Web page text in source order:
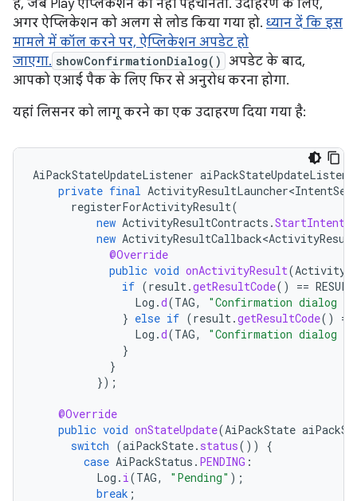
है, जब Play ऐप्लिकेशन को नहीं पहचानता. उदाहरण के लिए,
अगर ऐप्लिकेशन को अलग से लोड किया गया हो. ध्यान दें कि इस
मामले में कॉल करने पर, ऐप्लिकेशन अपडेट हो
जाएगा. showConfirmationDialog() अपडेट के बाद,
आपको एआई पैक के लिए फिर से अनुरोध करना होगा.
यहां लिसनर को लागू करने का एक उदाहरण दिया गया है:
AiPackStateUpdateListener
private final
registerForActivityResult(
new ActivityResultContracts .
new
@Override
public void onActivityResult(
if (result.getResultCode() ==
Log .d(TAG,
"Confirmation dialog
} else if (result.getResultCode()
==
Log .d(TAG,
"Confirmation dialog
}
}
});
@Override
public void onStateUpdate(AiPackState
switch (aiPackState. status())
{
case AiPackStatus . PENDING :
Log . i(TAG, "Pending" );
break ;